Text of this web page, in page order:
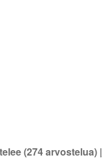
(274 arvostelua) |